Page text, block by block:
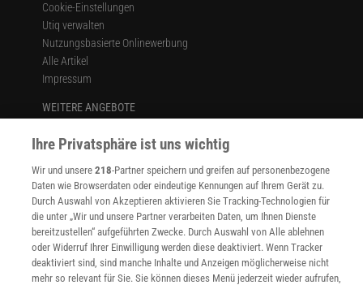
Cookie-Einstellungen
Utiq verwalten
Nutzungsbasierte Onlinewerbung
Alle Artikel
Impressum
WEITERE ANGEBOTE
Angebote für Institutionen
Lexika
Für Spektrum schreiben
Zugänglichkeitserklärung
WEBSEITEN
KielSCN
Wissenschaft in die Schulen
Ihre Privatsphäre ist uns wichtig
Wir und unsere218-Partner speichern und greifen auf personenbezogene
Daten wie Browserdaten oder eindeutige Kennungen auf Ihrem Gerät zu.
Durch Auswahl von Akzeptieren aktivieren Sie Tracking-Technologien für
die unter „Wir und unsere Partner verarbeiten Daten, um Ihnen Dienste
bereitzustellen“ aufgeführten Zwecke. Durch Auswahl von Alle ablehnen
oder Widerruf Ihrer Einwilligung werden diese deaktiviert. Wenn Tracker
deaktiviert sind, sind manche Inhalte und Anzeigen möglicherweise nicht
mehr so relevant für Sie. Sie können dieses Menü jederzeit wieder aufrufen,